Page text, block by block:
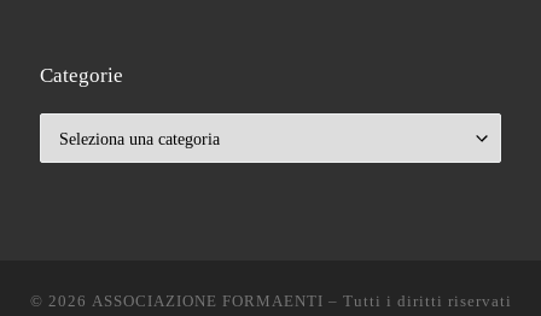
Categorie
© 2026 ASSOCIAZIONE FORMAENTI – Tutti i diritti riservati